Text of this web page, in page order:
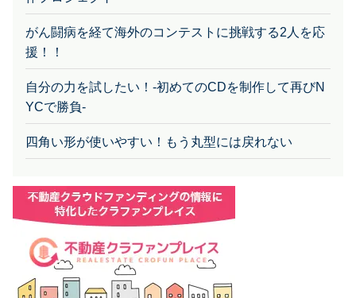
がん闘病を経て海外のコンテストに挑戦する2人を応
援！！
自分の力を試したい！-初めてのCDを制作して再びN
YCで勝負-
四角い形が使いやすい！もう丸型には戻れない